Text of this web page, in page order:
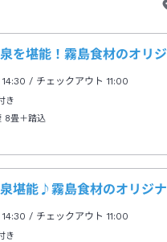
を堪能！霧島食材のオリ
14:30 / チェックアウト 11:00
き
8畳＋踏込
堪能♪霧島食材のオリジ
14:30 / チェックアウト 11:00
き